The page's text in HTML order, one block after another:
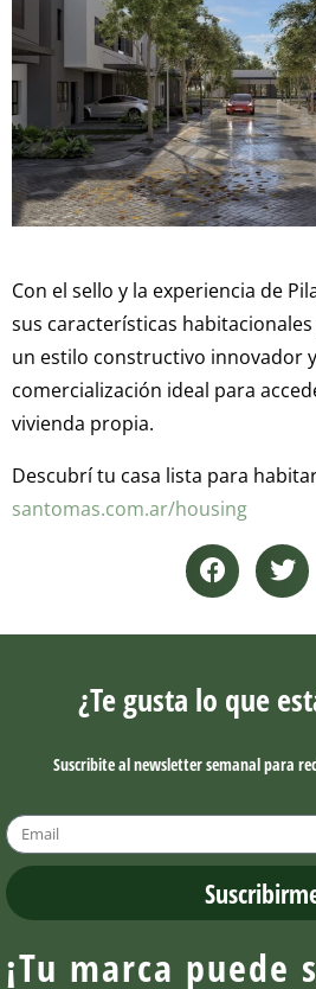
Con el sello y la experiencia de
sus características
un estilo constructivo innovador
comercialización ideal para
vivienda propia.
Descubrí tu casa lista para
santomas.com.ar/housing
¿Te gusta lo que
Suscribite al newsletter semanal para
¡Tu marca puede